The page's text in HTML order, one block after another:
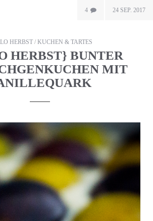
4 24 SEP. 2017
HERBST / KUCHEN & TARTES
HERBST} BUNTER
MIT